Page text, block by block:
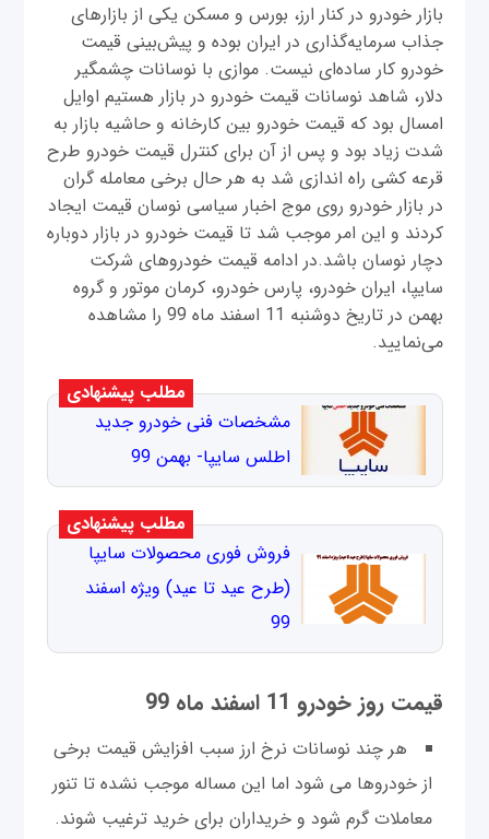
بازار خودرو در کنار ارز، بورس و مسکن یکی از بازارهای
جذاب سرمایه‌گذاری در ایران بوده و پیش‌بینی قیمت
خودرو کار ساده‌ای نیست. موازی با نوسانات چشمگیر
دلار، شاهد نوسانات قیمت خودرو در بازار هستیم اوایل
امسال بود که قیمت خودرو بین کارخانه و حاشیه بازار به
شدت زیاد بود و پس از آن برای کنترل قیمت خودرو طرح
قرعه کشی راه اندازی شد به هر حال برخی معامله گران
در بازار خودرو روی موج اخبار سیاسی نوسان قیمت ایجاد
کردند و این امر موجب شد تا قیمت خودرو در بازار دوباره
دچار نوسان باشد.در ادامه قیمت خودروهای شرکت
سایپا، ایران خودرو، پارس خودرو، کرمان موتور و گروه
بهمن در تاریخ ‌‌‌‌دوشنبه 11 اسفند ماه 99 را مشاهده
می‌نمایید.
مطلب پیشنهادی
مشخصات فنی خودرو جدید
اطلس سایپا- بهمن 99
مطلب پیشنهادی
فروش فوری محصولات سایپا
(طرح عید تا عید) ویژه اسفند
99
قیمت روز خودرو 11 اسفند ماه 99
هر چند نوسانات نرخ ارز سبب افزایش قیمت برخی
از خودروها می شود اما این مساله موجب نشده تا تنور
معاملات گرم شود و خریداران برای خرید ترغیب شوند.